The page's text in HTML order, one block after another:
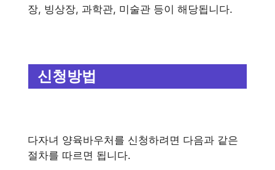
장, 빙상장, 과학관, 미술관 등이 해당됩니다.
신청방법
다자녀 양육바우처를 신청하려면 다음과 같은
절차를 따르면 됩니다.